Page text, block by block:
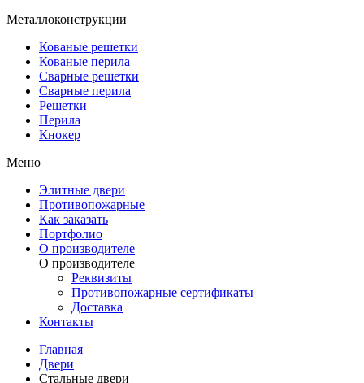
Металлоконструкции
Кованые решетки
Кованые перила
Сварные решетки
Сварные перила
Решетки
Перила
Кнокер
Меню
Элитные двери
Противопожарные
Как заказать
Портфолио
О производителе
О производителе
Реквизиты
Противопожарные сертификаты
Доставка
Контакты
Главная
Двери
Стальные двери